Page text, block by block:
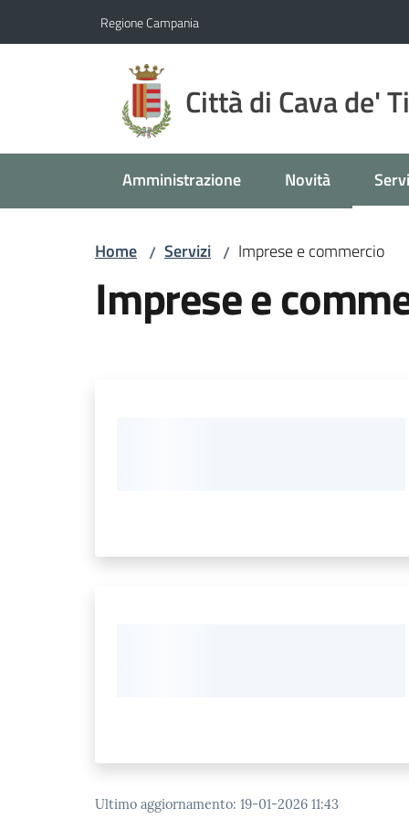
Regione Campania
Città di Cava de'
Amministrazione Novità
Home / Servizi / Imprese e commercio
Imprese e
Ultimo aggiornamento: 19-01-2026 11:43